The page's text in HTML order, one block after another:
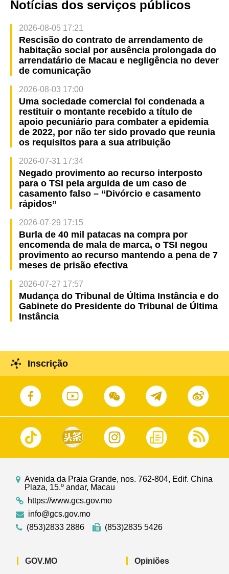
Notícias dos serviços públicos
2026-08-05 17:21
Rescisão do contrato de arrendamento de
habitação social por ausência prolongada do
arrendatário de Macau e negligência no dever
de comunicação
2026-08-03 17:00
Uma sociedade comercial foi condenada a
restituir o montante recebido a título de
apoio pecuniário para combater a epidemia
de 2022, por não ter sido provado que reunia
os requisitos para a sua atribuição
2026-07-31 17:34
Negado provimento ao recurso interposto
para o TSI pela arguida de um caso de
casamento falso – “Divórcio e casamento
rápidos”
2026-07-29 17:15
Burla de 40 mil patacas na compra por
encomenda de mala de marca, o TSI negou
provimento ao recurso mantendo a pena de 7
meses de prisão efectiva
2026-07-27 17:57
Mudança do Tribunal de Última Instância e do
Gabinete do Presidente do Tribunal de Última
Instância
Inscrição
Avenida da Praia Grande, nos. 762-804, Edif. China
Plaza, 15.º andar, Macau
https://www.gcs.gov.mo
info@gcs.gov.mo
(853)2833 2886
(853)2835 5426
GOV.MO Opiniões